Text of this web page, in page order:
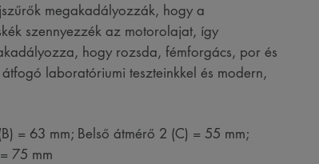
megakadályozzák, hogy a
szennyezzék az motorolajat, így
hogy rozsda, fémforgács, por és
laboratóriumi teszteinkkel és modern,
= 63 mm; Belső átmérő 2 (C) = 55 mm;
75 mm